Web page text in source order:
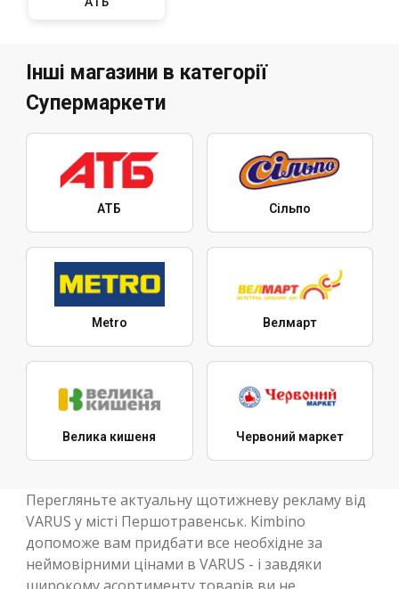
Інші магазини в категорії
Супермаркети
АТБ Сільпо
Metro Велмарт
Велика кишеня Червоний маркет
Перегляньте актуальну щотижневу рекламу від
VARUS у місті Першотравенськ. Kimbino
допоможе вам придбати все необхідне за
неймовірними цінами в VARUS - і завдяки